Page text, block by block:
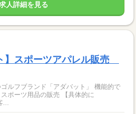
人詳細を見る
】スポーツアパレル販売
ルフブランド「アダバット」 機能的で
用品の販売 【具体的に